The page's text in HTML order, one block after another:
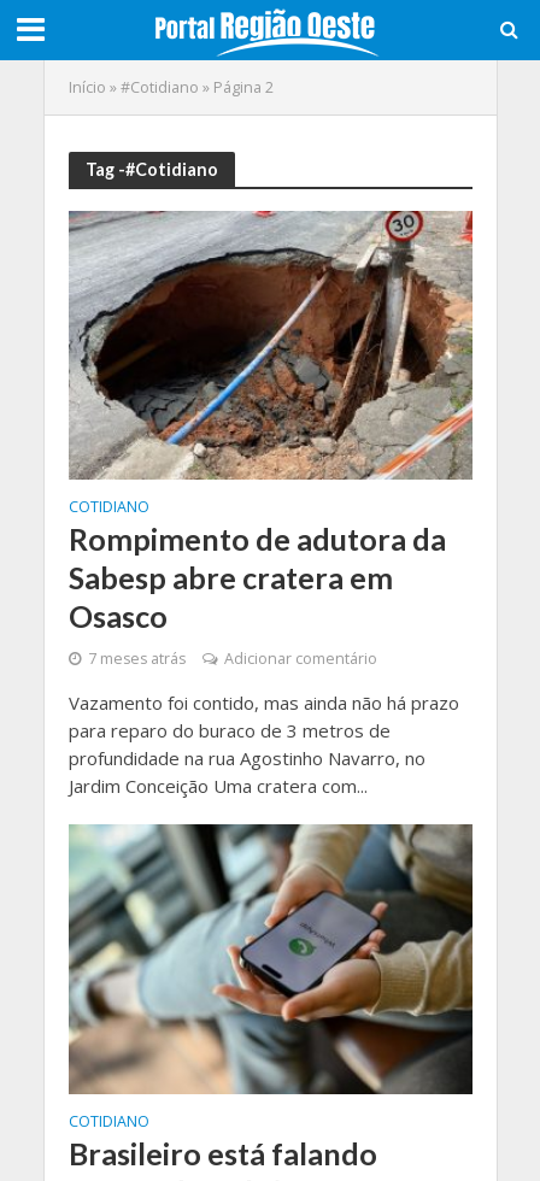
Início »#Cotidiano » Página 2
Tag -#Cotidiano
COTIDIANO
Rompimento de adutora da
Sabesp abre cratera em
Osasco
7 meses atrás Adicionar comentário
Vazamento foi contido, mas ainda não há prazo
para reparo do buraco de 3 metros de
profundidade na rua Agostinho Navarro, no
Jardim Conceição Uma cratera com...
COTIDIANO
Brasileiro está falando